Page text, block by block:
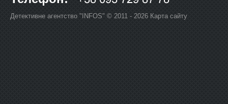
Детективне агентство "INFOS" © 2011 - 2026 Карта сайту